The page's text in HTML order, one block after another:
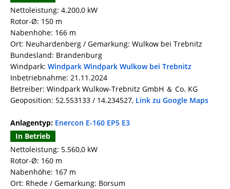
Nettoleistung: 4.200,0 kW
Rotor-Ø: 150 m
Nabenhöhe: 166 m
Ort: Neuhardenberg / Gemarkung: Wulkow bei Trebnitz
Bundesland: Brandenburg
Windpark: Windpark Windpark Wulkow bei Trebnitz
Inbetriebnahme: 21.11.2024
Betreiber: Windpark Wulkow-Trebnitz GmbH ＆ Co. KG
Geoposition: 52.553133 / 14.234527, Link zu Google Maps
Anlagentyp: Enercon E-160 EP5 E3
In Betrieb
Nettoleistung: 5.560,0 kW
Rotor-Ø: 160 m
Nabenhöhe: 167 m
Ort: Rhede / Gemarkung: Borsum